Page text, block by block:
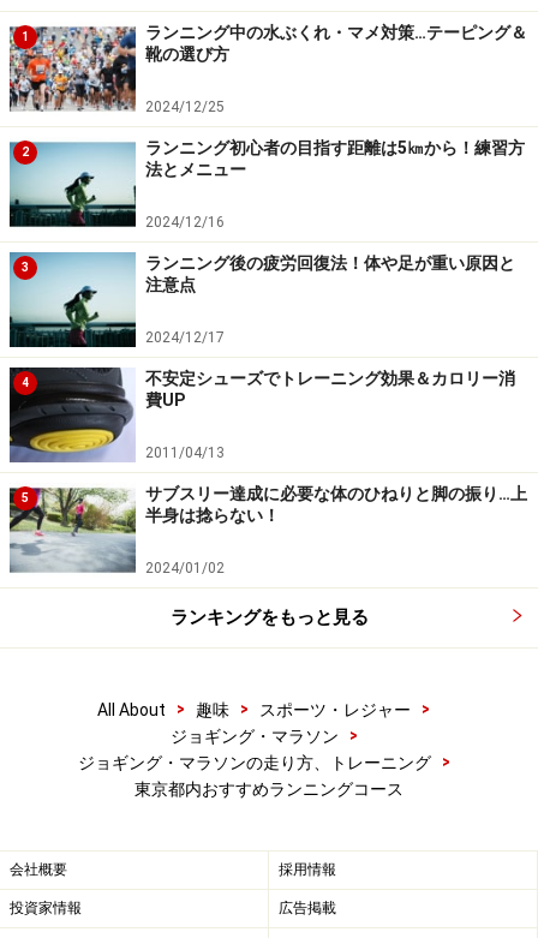
約1.3kmです。所々距離表示がしてありますので、この
コースを使ってインターバルトレーニングのようなスピ
ード練習をするランナーも多いですし、長い距離を走る
ことに不安のある初心者のランナーも、１周が1.3kmで
すので周回ごとに様子を見ながら走れるので安心です。
ランナー渋滞がないので比較的スムーズにコースを走る
ことができ、休日は歩行者天国になるため走りやすいの
も魅力です！
最後は言わずと知れた皇居。約5kmのコースです。毎日
多くのランナーが集まり、週末には大小さまざまな大会
が開催されています。皇居には「皇居ランナーマナー１
ちよくランニング出来ることが１番ですね。
都内にはこのほかにも数多くの特徴的なコースがありま
1
ランニング中の水ぶくれ・マメ対策…テーピング＆
靴の選び方
2024/12/25
2
ランニング初心者の目指す距離は5㎞から！練習方
法とメニュー
2024/12/16
3
ランニング後の疲労回復法！体や足が重い原因と
注意点
2024/12/17
4
不安定シューズでトレーニング効果＆カロリー消
費UP
2011/04/13
5
サブスリー達成に必要な体のひねりと脚の振り…上
半身は捻らない！
2024/01/02
ランキングをもっと見る
All About > 趣味 > スポーツ・レジャー
>
ジョギング・マラソン
>
ジョギング・マラソンの走り方、トレーニング
>
東京都内おすすめランニングコース
会社概要 採用情報
投資家情報 広告掲載